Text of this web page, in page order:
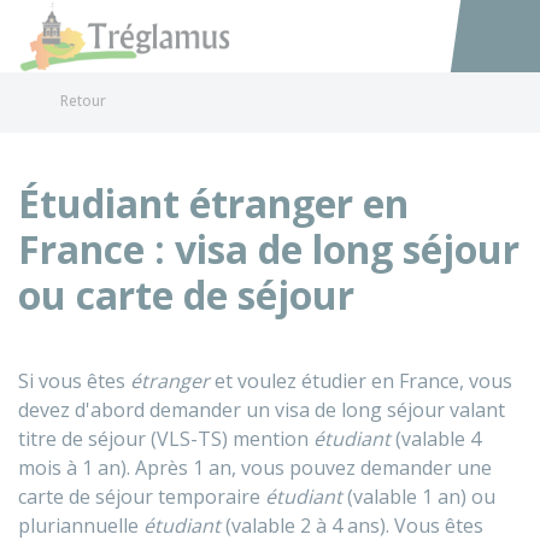
Accéder
Retour
Étudiant étranger en
France : visa de long séjour
ou carte de séjour
Si vous êtes étrangeret voulez étudier en France, vous
devez d'abord demander un visa de long séjour valant
titre de séjour (VLS-TS) mention étudiant(valable 4
mois à 1 an). Après 1 an, vous pouvez demander une
carte de séjour temporaire étudiant(valable 1 an) ou
pluriannuelle étudiant(valable 2 à 4 ans). Vous êtes